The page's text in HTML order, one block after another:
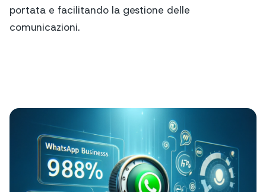
portata e facilitando la gestione delle
comunicazioni.